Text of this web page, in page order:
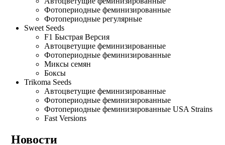
Фотопериодные феминизированные
Фотопериодные регулярные
Sweet Seeds
F1 Быстрая Версия
Автоцветущие феминизированные
Фотопериодные феминизированные
Миксы семян
Боксы
Trikoma Seeds
Автоцветущие феминизированные
Фотопериодные феминизированные
Фотопериодные феминизированные USA Strains
Fast Versions
Новости